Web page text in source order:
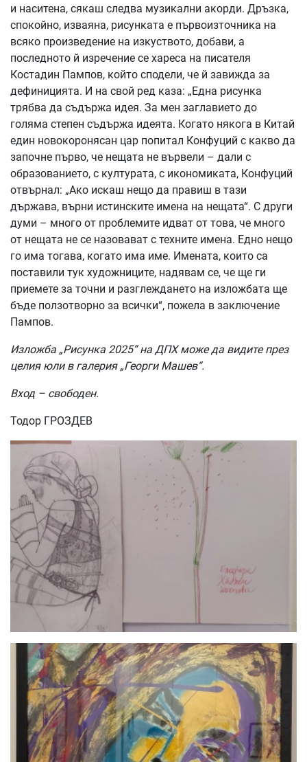
и наситена, сякаш следва музикални акорди. Дръзка,
спокойно, изваяна, рисунката е първоизточника на
всяко произведение на изкуството, добави, а
последното й изречение се хареса на писателя
Костадин Пампов, който сподели, че й завижда за
дефиницията. И на свой ред каза: „Една рисунка
трябва да съдържа идея. За мен заглавието до
голяма степен съдържа идеята. Когато някога в Китай
един новокоронясан цар попитал Конфуций с какво да
започне първо, че нещата не вървели – дали с
образованието, с културата, с икономиката, Конфуций
отвърнал: „Ако искаш нещо да правиш в тази
държава, върни истинските имена на нещата“. С други
думи – много от проблемите идват от това, че много
от нещата не се назовават с техните имена. Едно нещо
го има тогава, когато има име. Имената, които са
поставили тук художниците, надявам се, че ще ги
приемете за точни и разглеждането на изложбата ще
бъде ползотворно за всички“, пожела в заключение
Пампов.
Изложба „Рисунка 2025“ на ДПХ може да видите през
целия юли в галерия „Георги Машев“.
Вход – свободен.
Тодор ГРОЗДЕВ